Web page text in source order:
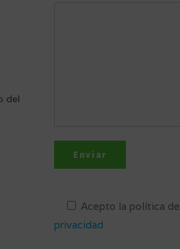
del
Acepto la política de
privacidad